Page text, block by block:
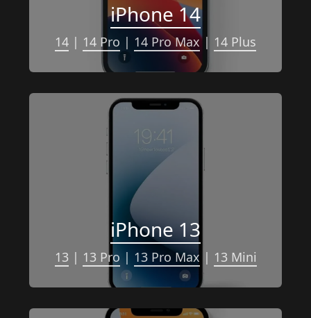
iPhone 14
14 | 14 Pro | 14 Pro Max | 14 Plus
iPhone 13
13 | 13 Pro | 13 Pro Max | 13 Mini